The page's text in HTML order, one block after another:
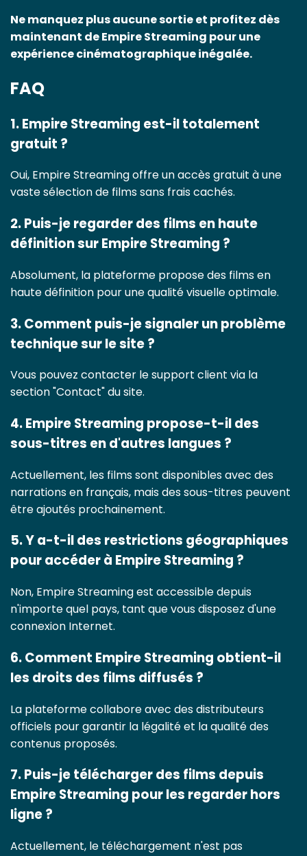
Ne manquez plus aucune sortie et profitez dès
maintenant de Empire Streaming pour une
expérience cinématographique inégalée.
FAQ
1. Empire Streaming est-il totalement
gratuit ?
Oui, Empire Streaming offre un accès gratuit à une
vaste sélection de films sans frais cachés.
2. Puis-je regarder des films en haute
définition sur Empire Streaming ?
Absolument, la plateforme propose des films en
haute définition pour une qualité visuelle optimale.
3. Comment puis-je signaler un problème
technique sur le site ?
Vous pouvez contacter le support client via la
section "Contact" du site.
4. Empire Streaming propose-t-il des
sous-titres en d'autres langues ?
Actuellement, les films sont disponibles avec des
narrations en français, mais des sous-titres peuvent
être ajoutés prochainement.
5. Y a-t-il des restrictions géographiques
pour accéder à Empire Streaming ?
Non, Empire Streaming est accessible depuis
n'importe quel pays, tant que vous disposez d'une
connexion Internet.
6. Comment Empire Streaming obtient-il
les droits des films diffusés ?
La plateforme collabore avec des distributeurs
officiels pour garantir la légalité et la qualité des
contenus proposés.
7. Puis-je télécharger des films depuis
Empire Streaming pour les regarder hors
ligne ?
Actuellement, le téléchargement n'est pas